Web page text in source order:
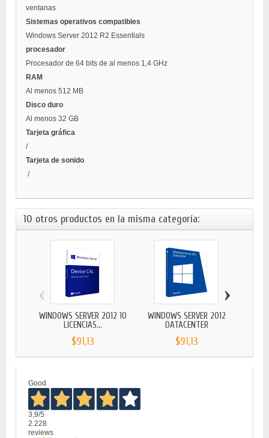
ventanas
Sistemas operativos compatibles
Windows Server 2012 R2 Essentials
procesador
Procesador de 64 bits de al menos 1,4 GHz
RAM
Al menos 512 MB
Disco duro
Al menos 32 GB
Tarjeta gráfica
/
Tarjeta de sonido
/
10 otros productos en la misma categoría:
WINDOWS SERVER 2012 10
LICENCIAS...
$91,13
WINDOWS SERVER 2012
DATACENTER
$91,13
‹ ›
Good
3,9/5
2.228
reviews